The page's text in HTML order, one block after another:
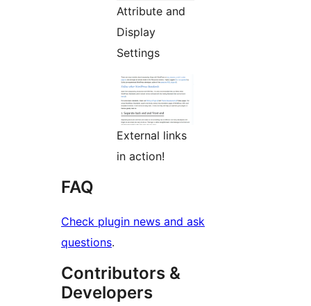
Attribute and
Display
Settings
External links
in action!
FAQ
Check plugin news and ask
questions.
Contributors &
Developers